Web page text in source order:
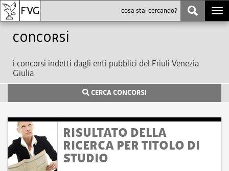
Concorsi
i concorsi indetti dagli enti pubblici del Friuli Venezia
Giulia
CERCA CONCORSI
RISULTATO DELLA
RICERCA PER TITOLO DI
STUDIO